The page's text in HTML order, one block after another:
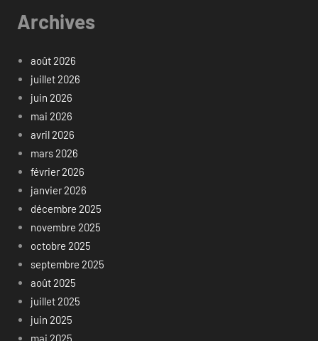
Archives
août 2026
juillet 2026
juin 2026
mai 2026
avril 2026
mars 2026
février 2026
janvier 2026
décembre 2025
novembre 2025
octobre 2025
septembre 2025
août 2025
juillet 2025
juin 2025
mai 2025